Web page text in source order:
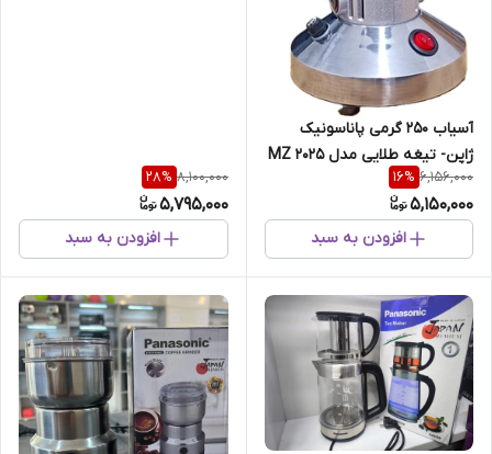
آسیاب 250 گرمی پاناسونیک
ژاپن- تیغه طلایی مدل MZ 2025
6,156,000
16%
5,150,000
افزودن به سبد
8,100,000
28%
5,795,000
افزودن به سبد